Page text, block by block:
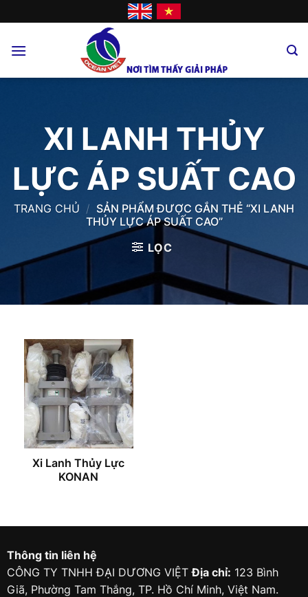
to
XI LANH THỦY
LỰC ÁP SUẤT CAO
TRANG CHỦ / SẢN PHẨM ĐƯỢC GẮN THẺ “XI LANH
THỦY LỰC ÁP SUẤT CAO”
LỌC
Xi Lanh Thủy Lực
KONAN
Thông tin liên hệ
CÔNG TY TNHH ĐẠI DƯƠNG VIỆTĐịa chỉ: 123 Bình
Giã, Phường Tam Thắng, TP. Hồ Chí Minh, Việt Nam.